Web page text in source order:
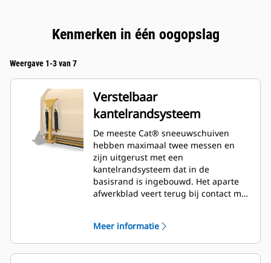
Kenmerken in één oogopslag
Weergave 1-3 van 7
Verstelbaar
kantelrandsysteem
De meeste Cat® sneeuwschuiven
hebben maximaal twee messen en
zijn uitgerust met een
kantelrandsysteem dat in de
basisrand is ingebouwd. Het aparte
afwerkblad veert terug bij contact met
sneeuwschuif en machine minimaal
is. Een niet-kantelbaar rubberen mes
is optioneel leverbaar in lengtes van
Meer informatie